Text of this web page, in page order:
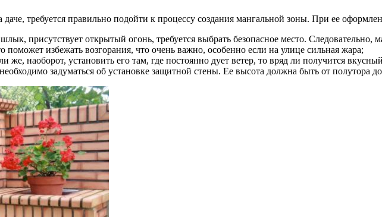
требуется правильно подойти к процессу создания мангальной зоны. При ее
присутствует открытый огонь, требуется выбрать безопасное место. Следовательно,
поможет избежать возгорания, что очень важно, особенно если на улице сильная жара;
же, наоборот, установить его там, где постоянно дует ветер, то вряд ли получится
задуматься об установке защитной стены. Ее высота должна быть от полутора